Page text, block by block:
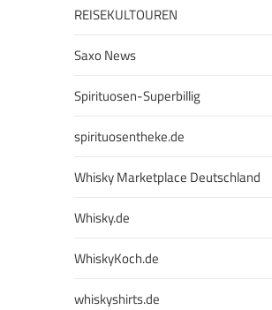
REISEKULTOUREN
Saxo News
Spirituosen-Superbillig
spirituosentheke.de
Whisky Marketplace Deutschland
Whisky.de
WhiskyKoch.de
whiskyshirts.de